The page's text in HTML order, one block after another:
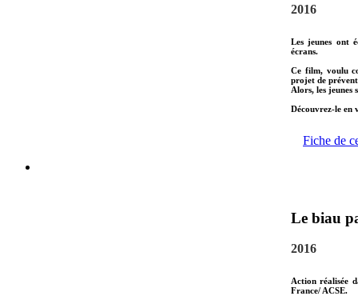
2016
Les jeunes ont
écrans.
Ce film, voulu
projet de
Alors, les jeunes
Découvrez-le en
Fiche de
Le biau
2016
Action réalisée
France/ ACSE.